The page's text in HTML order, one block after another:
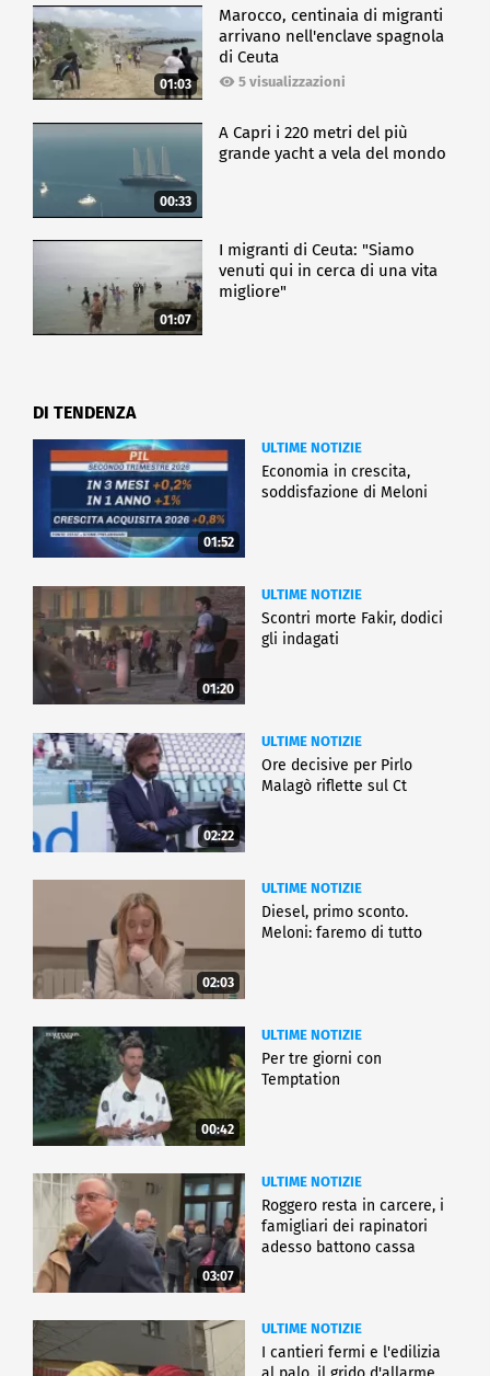
01:03
Marocco, centinaia di migranti
arrivano nell'enclave spagnola
di Ceuta
5 visualizzazioni
00:33
A Capri i 220 metri del più
grande yacht a vela del mondo
01:07
I migranti di Ceuta: "Siamo
venuti qui in cerca di una vita
migliore"
DI TENDENZA
01:52
ULTIME NOTIZIE
Economia in crescita,
soddisfazione di Meloni
01:20
ULTIME NOTIZIE
Scontri morte Fakir, dodici
gli indagati
02:22
ULTIME NOTIZIE
Ore decisive per Pirlo
Malagò riflette sul Ct
02:03
ULTIME NOTIZIE
Diesel, primo sconto.
Meloni: faremo di tutto
00:42
ULTIME NOTIZIE
Per tre giorni con
Temptation
03:07
ULTIME NOTIZIE
Roggero resta in carcere, i
famigliari dei rapinatori
adesso battono cassa
ULTIME NOTIZIE
I cantieri fermi e l'edilizia